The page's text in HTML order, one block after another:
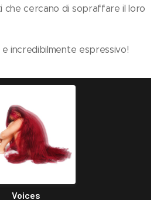
che cercano di sopraffare il loro
incredibilmente espressivo!